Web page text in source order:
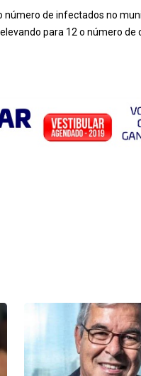
número de infectados no
para 12 o número de